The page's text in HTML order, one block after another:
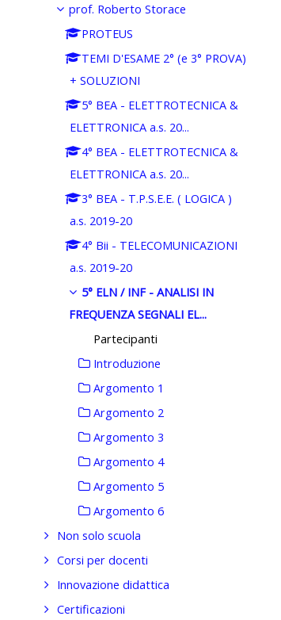
prof. Roberto Storace
PROTEUS
TEMI D'ESAME 2° (e 3° PROVA)
+ SOLUZIONI
5° BEA - ELETTROTECNICA &
ELETTRONICA a.s. 20...
4° BEA - ELETTROTECNICA &
ELETTRONICA a.s. 20...
3° BEA - T.P.S.E.E. ( LOGICA )
a.s. 2019-20
4° Bii - TELECOMUNICAZIONI
a.s. 2019-20
5° ELN / INF - ANALISI IN
FREQUENZA SEGNALI EL...
Partecipanti
Introduzione
Argomento 1
Argomento 2
Argomento 3
Argomento 4
Argomento 5
Argomento 6
Non solo scuola
Corsi per docenti
Innovazione didattica
Certificazioni